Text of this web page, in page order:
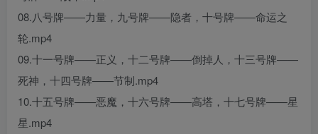
08.八号牌——力量，九号牌——隐者，十号牌——命运之
轮.mp4
09.十一号牌——正义，十二号牌——倒掉人，十三号牌——
死神，十四号牌——节制.mp4
10.十五号牌——恶魔，十六号牌——高塔，十七号牌——星
星.mp4